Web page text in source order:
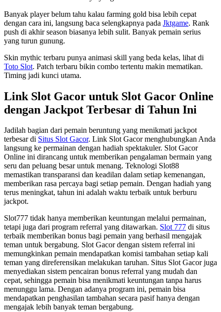
Banyak player belum tahu kalau farming gold bisa lebih cepat
dengan cara ini, langsung baca selengkapnya pada Jktgame. Rank
push di akhir season biasanya lebih sulit. Banyak pemain serius
yang turun gunung.
Skin mythic terbaru punya animasi skill yang beda kelas, lihat di
Toto Slot. Patch terbaru bikin combo tertentu makin mematikan.
Timing jadi kunci utama.
Link Slot Gacor untuk Slot Gacor Online
dengan Jackpot Terbesar di Tahun Ini
Jadilah bagian dari pemain beruntung yang menikmati jackpot
terbesar di Situs Slot Gacor. Link Slot Gacor menghubungkan Anda
langsung ke permainan dengan hadiah spektakuler. Slot Gacor
Online ini dirancang untuk memberikan pengalaman bermain yang
seru dan peluang besar untuk menang. Teknologi Slot88
memastikan transparansi dan keadilan dalam setiap kemenangan,
memberikan rasa percaya bagi setiap pemain. Dengan hadiah yang
terus meningkat, tahun ini adalah waktu terbaik untuk berburu
jackpot.
Slot777 tidak hanya memberikan keuntungan melalui permainan,
tetapi juga dari program referral yang ditawarkan. Slot 777 di situs
terbaik memberikan bonus bagi pemain yang berhasil mengajak
teman untuk bergabung. Slot Gacor dengan sistem referral ini
memungkinkan pemain mendapatkan komisi tambahan setiap kali
teman yang direferensikan melakukan taruhan. Situs Slot Gacor juga
menyediakan sistem pencairan bonus referral yang mudah dan
cepat, sehingga pemain bisa menikmati keuntungan tanpa harus
menunggu lama. Dengan adanya program ini, pemain bisa
mendapatkan penghasilan tambahan secara pasif hanya dengan
mengajak lebih banyak teman bergabung.